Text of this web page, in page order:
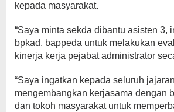
kepada masyarakat.
“Saya minta sekda dibantu asisten 3,
bpkad, bappeda untuk melakukan
kinerja kerja pejabat administrator
“Saya ingatkan kepada seluruh
mengembangkan kerjasama dengan
dan tokoh masyarakat untuk